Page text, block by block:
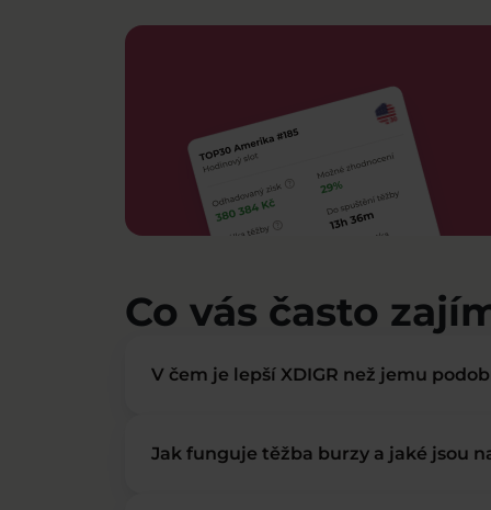
Co vás často
V čem je lepší XDIGR než jemu
Jak funguje těžba burzy a jaké jsou